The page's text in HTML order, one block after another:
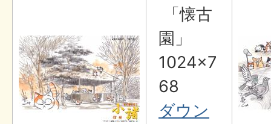
「懐古
園」
1024×7
68
ダウン